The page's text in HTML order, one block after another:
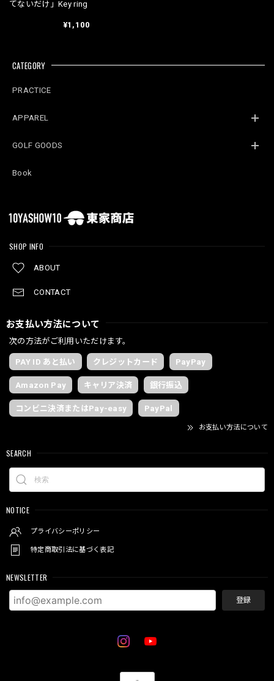
てないだけ」Key ring
¥1,100
CATEGORY
PRACTICE
APPAREL
GOLF GOODS
Book
SHOP INFO
ABOUT
CONTACT
お支払い方法について
次の方法がご利用いただけます。
PAY ID あと払い クレジットカード PayPay
Amazon Pay キャリア決済 銀行振込
コンビニ決済またはPay-easy PayPal
お支払い方法について
SEARCH
NOTICE
プライバシーポリシー
特定商取引法に基づく表記
NEWSLETTER
登録